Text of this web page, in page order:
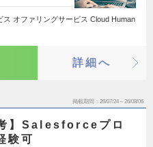
オファリングサービス Cloud Human
詳細へ
掲載期間 26/07/24～26/08/06
】Salesforceプロ
験可